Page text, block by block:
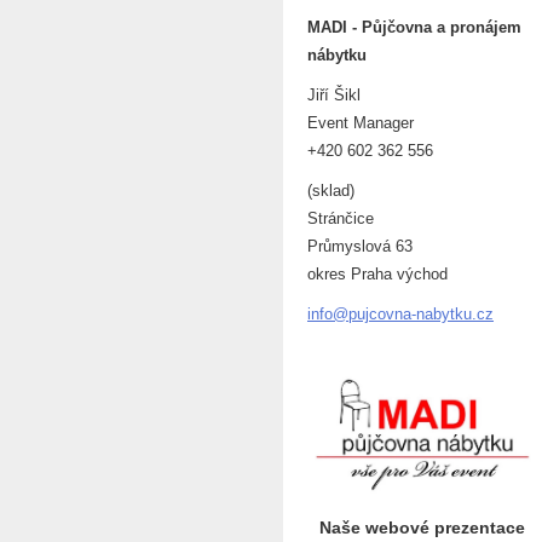
MADI - Půjčovna a pronájem
nábytku
Jiří Šikl
Event Manager
+420 602 362 556
(sklad)
Stránčice
Průmyslová 63
okres Praha východ
info@pujcovna-nabytku.cz
Naše webové prezentace